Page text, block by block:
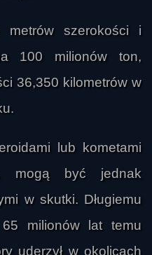
metrów szerokości i
100 milionów ton,
36,350 kilometrów w
lub kometami
mogą być jednak
w skutki. Długiemu
milionów lat temu
uderzył w okolicach